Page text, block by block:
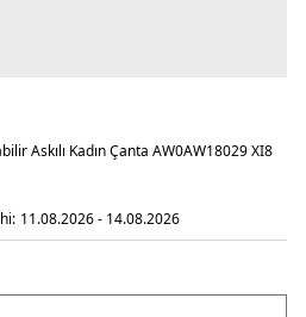
Askılı Kadın Çanta AW0AW18029 XI8
11.08.2026 - 14.08.2026